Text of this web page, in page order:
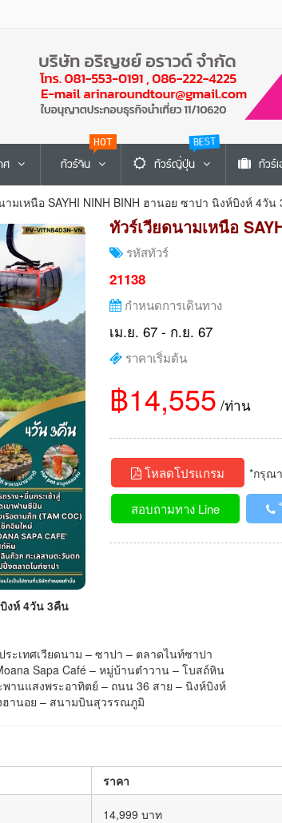
ศ ทัวร์จีน
HOT
ทัวร์ญี่ปุ่น
BEST
ทัวร์
ามเหนือ SAYHI NINH BINH ฮานอย ซาปา นิงห์บิงห์ 4วัน
ทัวร์เวียดนามเหนือ
รหัสทัวร์
21138
กำหนดการเดินทาง
เม.ย. 67 - ก.ย. 67
ราคาเริ่มต้น
฿14,555 /ท่าน
โหลดโปรแกรม *กรุณ
สอบถามทาง Line
งห์ 4วัน 3คืน
ะเทศเวียดนาม – ซาปา – ตลาดไนท์ซาปา
Sapa Café – หมู่บ้านต๋าวาน – โบสถ์หิน
านแสงพระอาทิตย์ – ถนน 36 สาย – นิงห์บิงห์
ฮานอย – สนามบินสุวรรณภูมิ
ราคา
14,999 บาท